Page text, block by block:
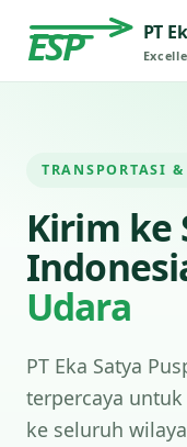
ESP PT
TRANSPORTASI
Kirim ke
Udara
PT Eka Satya
terpercaya
ke seluruh